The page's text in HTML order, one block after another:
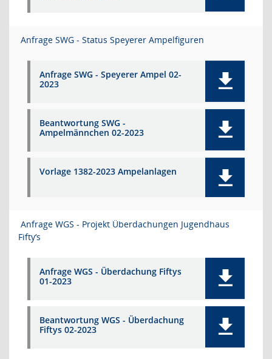
Anfrage SWG - Status Speyerer Ampelfiguren
Anfrage SWG - Speyerer Ampel 02-
2023
Beantwortung SWG -
Ampelmännchen 02-2023
Vorlage 1382-2023 Ampelanlagen
Anfrage WGS - Projekt Überdachungen Jugendhaus
Fifty‘s
Anfrage WGS - Überdachung Fiftys
01-2023
Beantwortung WGS - Überdachung
Fiftys 02-2023